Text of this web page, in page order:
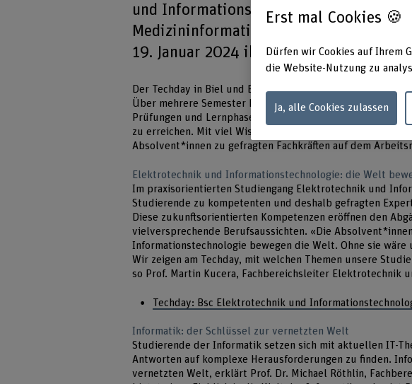
und Informationstechnologie sowie der
Medizininformatik. Studierende
19. Januar 2024 ihre Abschlussarbeiten.
Der Techday in Biel und Burgdorf markiert für die
Über mehrere Semester hinweg investierten sie
Prüfungen und Lernphasen sowie zuletzt in ihre
zu erreichen. Mit viel Wissen, Erfahrungen und
Absolvent*innen zu gefragten Fachkräften auf dem
Elektrotechnik und Informationstechnologie: die Welt
Im praxisorientierten Studiengang Elektrotechnik und
Studierende zu kompetenten und deshalb gefragten
Diese zukunftsorientierten Kompetenzen eröffnen den
vielversprechende Berufsaussichten. «Die
Informationstechnologie bewegen die Welt. Ohne sie wäre
Wir zeigen am Techday, mit welchen Themen unsere
so Prof. Martin Kucera, Fachbereichsleiter Elektrotechnik
Techday: Bsc Elektrotechnik und
Informatik: der Schlüssel zur vernetzten Welt
Studierende der Informatik setzen sich mit aktuellen IT-
Antworten auf komplexe Herausforderungen zu finden.
vernetzten Welt, erklärt Prof. Dr. Michael Röthlin,
Erst mal Cookies 🍪
Dürfen wir Cookies auf Ihrem
die Website-Nutzung zu
Ja, alle Cookies zulassen